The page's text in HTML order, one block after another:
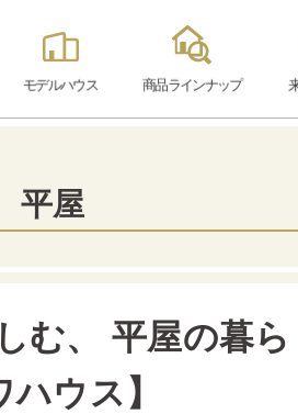
モデルハウス 商品ラインナップ
平屋
む、 平屋の暮
ハウス】